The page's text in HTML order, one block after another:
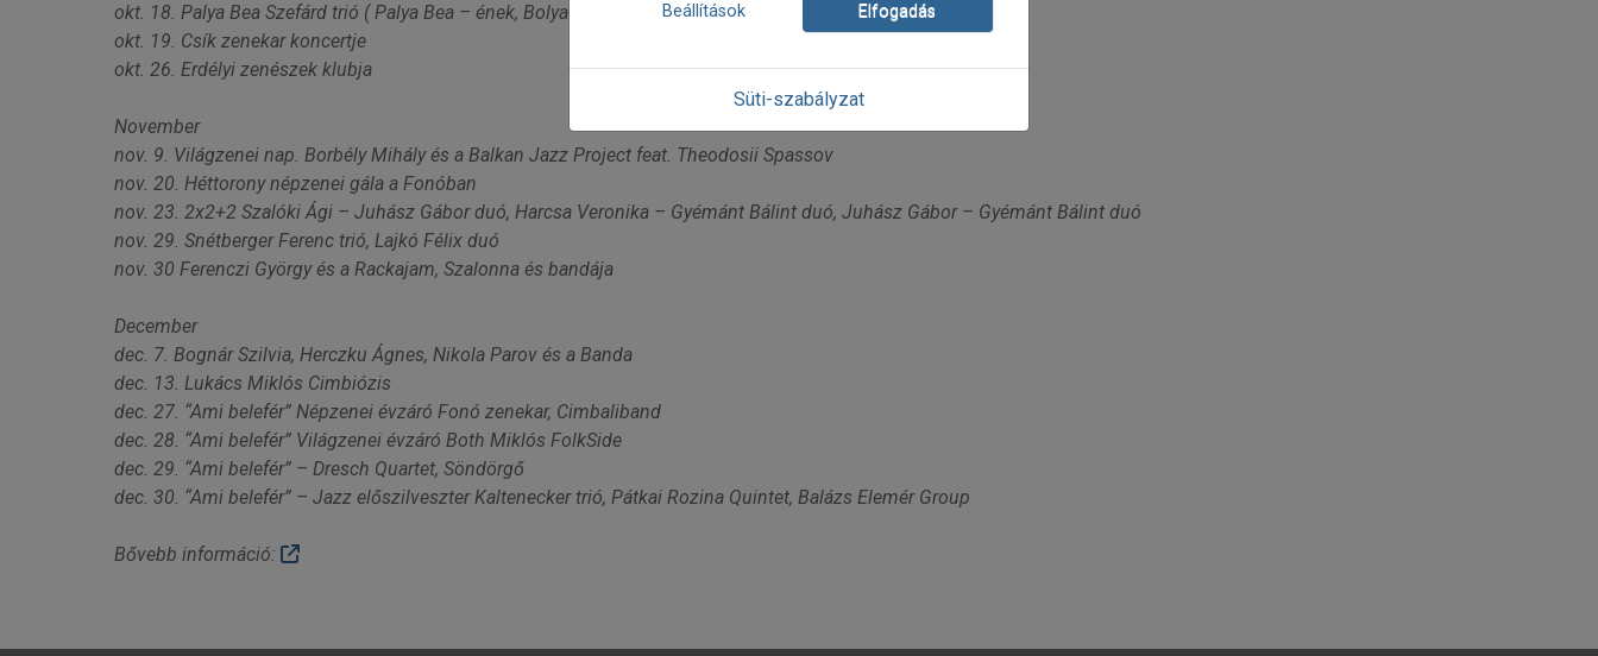
okt. 18. Palya Bea Szefárd trió ( Palya Bea – ének, Bolya Mátyás - koboz, citera, Dés András – ütőhangszerek)
okt. 19. Csík zenekar koncertje
okt. 26. Erdélyi zenészek klubja
November
nov. 9. Világzenei nap. Borbély Mihály és a Balkan Jazz Project feat. Theodosii Spassov
nov. 20. Héttorony népzenei gála a Fonóban
nov. 23. 2x2+2 Szalóki Ági – Juhász Gábor duó, Harcsa Veronika – Gyémánt Bálint duó, Juhász Gábor – Gyémánt Bálint duó
nov. 29. Snétberger Ferenc trió, Lajkó Félix duó
nov. 30 Ferenczi György és a Rackajam, Szalonna és bandája
December
dec. 7. Bognár Szilvia, Herczku Ágnes, Nikola Parov és a Banda
dec. 13. Lukács Miklós Cimbiózis
dec. 27. “Ami belefér” Népzenei évzáró Fonó zenekar, Cimbaliband
dec. 28. “Ami belefér” Világzenei évzáró Both Miklós FolkSide
dec. 29. “Ami belefér” – Dresch Quartet, Söndörgő
dec. 30. “Ami belefér” – Jazz előszilveszter Kaltenecker trió, Pátkai Rozina Quintet, Balázs Elemér Group
Bővebb információ:
Beállítások Elfogadás
Süti-szabályzat